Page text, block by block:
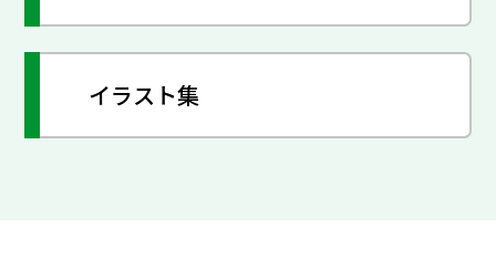
イラスト集